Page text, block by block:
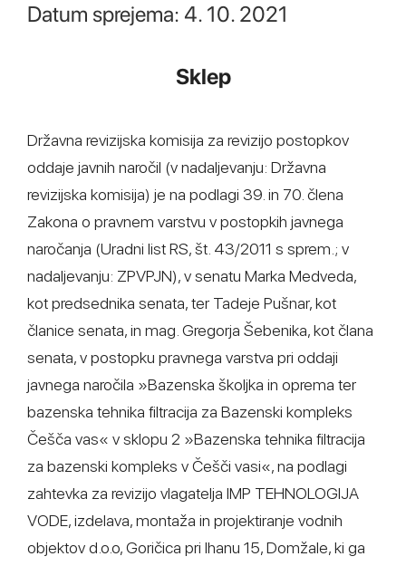
Datum sprejema: 4. 10. 2021
Sklep
Državna revizijska komisija za revizijo postopkov
oddaje javnih naročil (v nadaljevanju: Državna
revizijska komisija) je na podlagi 39. in 70. člena
Zakona o pravnem varstvu v postopkih javnega
naročanja (Uradni list RS, št. 43/2011 s sprem.; v
nadaljevanju: ZPVPJN), v senatu Marka Medveda,
kot predsednika senata, ter Tadeje Pušnar, kot
članice senata, in mag. Gregorja Šebenika, kot člana
senata, v postopku pravnega varstva pri oddaji
javnega naročila »Bazenska školjka in oprema ter
bazenska tehnika filtracija za Bazenski kompleks
Češča vas« v sklopu 2 »Bazenska tehnika filtracija
za bazenski kompleks v Češči vasi«, na podlagi
zahtevka za revizijo vlagatelja IMP TEHNOLOGIJA
VODE, izdelava, montaža in projektiranje vodnih
objektov d.o.o, Goričica pri Ihanu 15, Domžale, ki ga